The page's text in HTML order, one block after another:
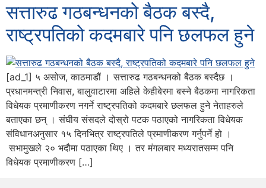
सत्तारुढ गठबन्धनको बैठक बस्दै,
राष्ट्रपतिको कदमबारे पनि छलफल हुने
[ad_1] ५ असोज, काठमाडौं । सत्तारुढ गठबन्धनको बैठक बस्दैछ ।
प्रधानमन्त्री निवास, बालुवाटारमा अहिले केहीबेरमा बस्ने बैठकमा नागरिकता
विधेयक प्रमाणीकरण नगर्ने राष्ट्रपतिको कदमबारे छलफल हुने नेताहरुले
बताएका छन् । संघीय संसदले दोस्रो पटक पठाएको नागरिकता विधेयक
संविधानअनुसार १५ दिनभित्र राष्ट्रपतिले प्रमाणीकरण गर्नुपर्ने हो ।
सभामुखले २० भदौमा पठाएका थिए । तर मंगलबार मध्यरातसम्म पनि
विधेयक प्रमाणीकरण […]